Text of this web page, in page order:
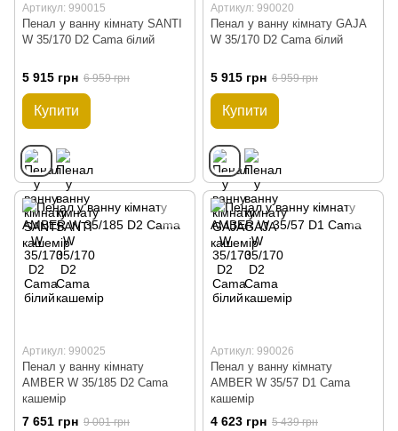
Артикул: 990015
Пенал у ванну кімнату SANTI
W 35/170 D2 Cama білий
5 915 грн 6 959 грн
Купити
Артикул: 990020
Пенал у ванну кімнату GAJA
W 35/170 D2 Cama білий
5 915 грн 6 959 грн
Купити
Артикул: 990025
Пенал у ванну кімнату
AMBER W 35/185 D2 Cama
кашемір
7 651 грн 9 001 грн
Артикул: 990026
Пенал у ванну кімнату
AMBER W 35/57 D1 Cama
кашемір
4 623 грн 5 439 грн